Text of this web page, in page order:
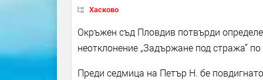
Хасково
Окръжен съд Пловдив потвърди
неотклонение „Задържане под стража”
Преди седмица на Петър Н. бе